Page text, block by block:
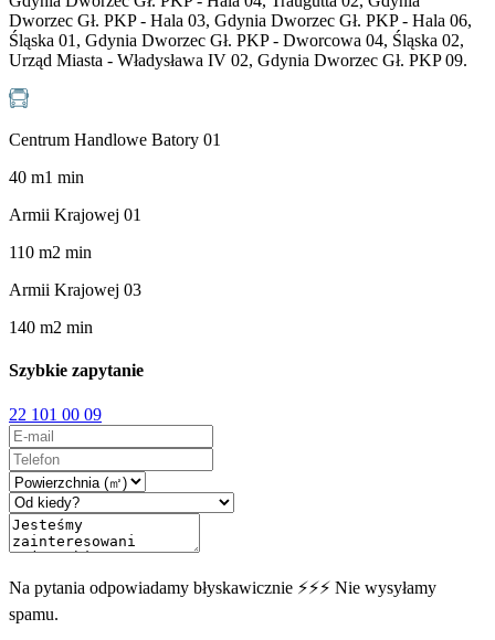
Dworzec Gł. PKP - Hala 03, Gdynia Dworzec Gł. PKP - Hala 06,
Śląska 01, Gdynia Dworzec Gł. PKP - Dworcowa 04, Śląska 02,
Urząd Miasta - Władysława IV 02, Gdynia Dworzec Gł. PKP 09.
Centrum Handlowe Batory 01
40 m1 min
Armii Krajowej 01
110 m2 min
Armii Krajowej 03
140 m2 min
Szybkie zapytanie
22 101 00 09
Na pytania odpowiadamy błyskawicznie ⚡⚡⚡ Nie wysyłamy
spamu.